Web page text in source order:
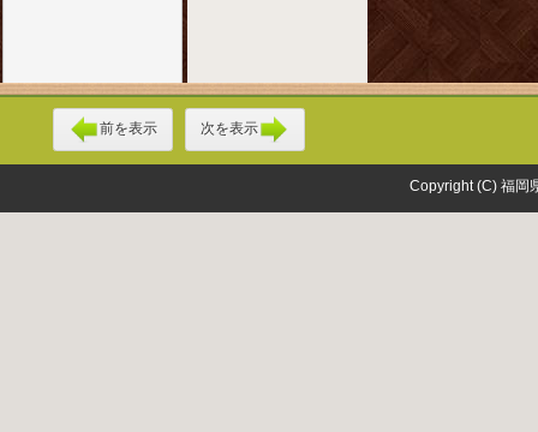
前を表示 次を表示
Copyright (C) 福岡